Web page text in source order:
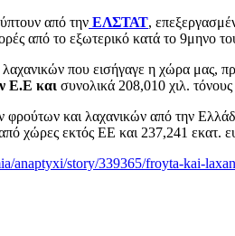
από την ΕΛΣΤΑΤ,
από το εξωτερικό κατά το 9μηνο
που εισήγαγε η χώρα μας,
Ε.Ε και συνολικά 208,010 χιλ.
φρούτων και λαχανικών από την
χώρες εκτός ΕΕ και 237,241 εκατ.
anaptyxi/story/339365/froyta-kai-